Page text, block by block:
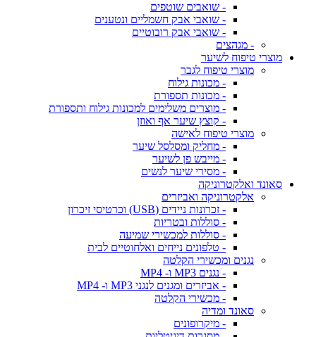
- שואבים שוטפים
- שואבי אבק חשמליים ונטענים
- שואבי אבק רובוטיים
- מגהצים
מוצרי טיפוח לשיער
מוצרי טיפוח לגבר
- מכונות גילוח
- מכונות תספורת
- מוצרים משלימים למכונות גילוח ותספורת
- קוצץ שיער אף ואוזן
מוצרי טיפוח לאישה
- מחליק ומסלסל שיער
- מייבש פן לשיער
- מסירי שיער לנשים
סאונד ואלקטרוניקה
אלקטרוניקה ואביזרים
- זכרונות ניידים (USB) וכרטיסי זיכרון
- סוללות ובטריות
- סוללות למכשירי שמיעה
- טלפונים נייחים ואלחוטיים לבית
נגנים ומכשירי הקלטה
- נגנים MP3 ו- MP4
- אביזרים ומגנים לנגני MP3 ו- MP4
- מכשירי הקלטה
סאונד ומדיה
- מיקרופונים